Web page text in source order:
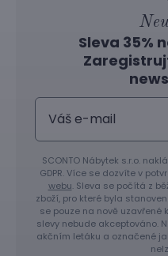
Sleva 35%
SCONTO Nábytek s.r.o.
GDPR. Více se dozvíte v
webu. Sleva se počítá z
zboží, pro které byla
se pouze na nově uzavřené
slevy nebude akceptováno.
akčním letáku a označené